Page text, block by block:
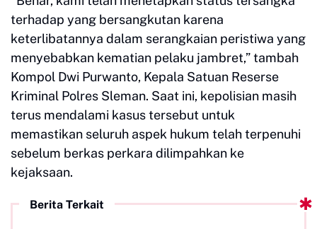
terhadap yang bersangkutan karena
keterlibatannya dalam serangkaian peristiwa yang
menyebabkan kematian pelaku jambret,” tambah
Kompol Dwi Purwanto, Kepala Satuan Reserse
Kriminal Polres Sleman. Saat ini, kepolisian masih
terus mendalami kasus tersebut untuk
memastikan seluruh aspek hukum telah terpenuhi
sebelum berkas perkara dilimpahkan ke
kejaksaan.
Berita Terkait